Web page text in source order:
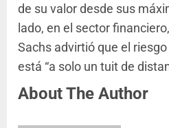
de su valor desde sus
lado, en el sector
Sachs advirtió que el
está “a solo un tuit de
About The Author